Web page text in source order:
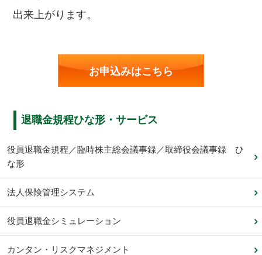
出来上がります。
お申込みはこちら
退職金規程ひな形・サービス
役員退職金規程／臨時株主総会議事録／取締役会議事録 ひ
な形
法人保険管理システム
役員退職金シミュレーション
カンタン・リスクマネジメント